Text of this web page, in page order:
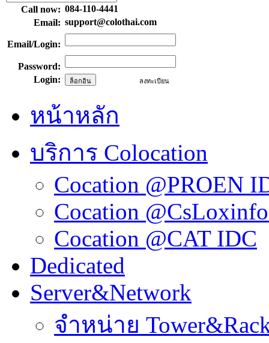
Call now: 084-110-4441
Email: support@colothai.com
Email/Login:
Password:
Login:
ลงทะเบียน
หน้าหลัก
บริการ Colocation
Cocation @PROEN
Cocation
Cocation @CAT IDC
Dedicated
Server&Network
จำหน่าย